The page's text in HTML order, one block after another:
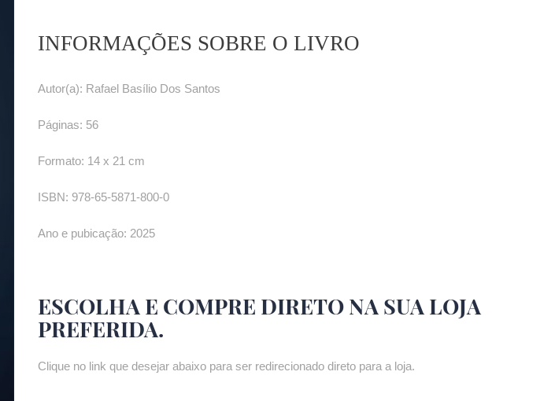
INFORMAÇÕES SOBRE O LIVRO
Autor(a): Rafael Basílio Dos Santos
Páginas: 56
Formato: 14 x 21 cm
ISBN: 978-65-5871-800-0
Ano e pubicação: 2025
ESCOLHA E COMPRE DIRETO NA SUA LOJA
PREFERIDA.
Clique no link que desejar abaixo para ser redirecionado direto para a loja.